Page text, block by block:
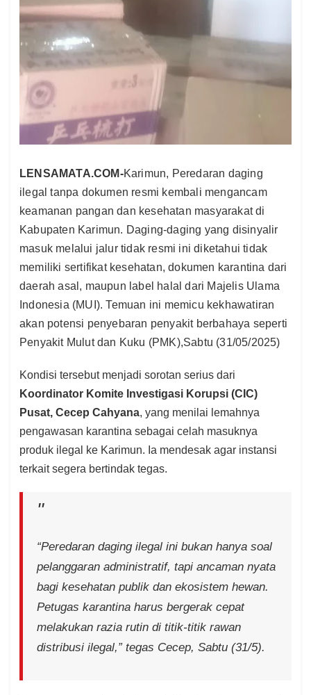
LENSAMATA.COM-Karimun, Peredaran daging
ilegal tanpa dokumen resmi kembali mengancam
keamanan pangan dan kesehatan masyarakat di
Kabupaten Karimun. Daging-daging yang disinyalir
masuk melalui jalur tidak resmi ini diketahui tidak
memiliki sertifikat kesehatan, dokumen karantina dari
daerah asal, maupun label halal dari Majelis Ulama
Indonesia (MUI). Temuan ini memicu kekhawatiran
akan potensi penyebaran penyakit berbahaya seperti
Penyakit Mulut dan Kuku (PMK),Sabtu (31/05/2025)
Kondisi tersebut menjadi sorotan serius dari
Koordinator Komite Investigasi Korupsi (CIC)
Pusat, Cecep Cahyana, yang menilai lemahnya
pengawasan karantina sebagai celah masuknya
produk ilegal ke Karimun. Ia mendesak agar instansi
terkait segera bertindak tegas.
“Peredaran daging ilegal ini bukan hanya soal
pelanggaran administratif, tapi ancaman nyata
bagi kesehatan publik dan ekosistem hewan.
Petugas karantina harus bergerak cepat
melakukan razia rutin di titik-titik rawan
distribusi ilegal,” tegas Cecep, Sabtu (31/5).